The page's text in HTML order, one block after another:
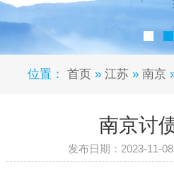
位置： 首页 » 江苏 » 南京
南京讨
发布日期：2023-11-